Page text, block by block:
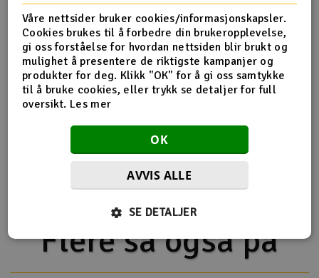
Smarthjem, lek & hobby
Solenergi
Sparkesykler & elkjøretøy
Verktøy, utstyr & tilbehør
Gavekort
HPI-HB67409 Rear Shock Tower HB D8
Flere detaljer
Produktet er
HPI Vorza Buggy Flux RTR
HPI Vorza Buggy Flux S RTR
Flere så også på
Våre nettsider bruker cookies/informasjonskapsler.
Cookies brukes til å forbedre din brukeropplevelse,
gi oss forståelse for hvordan nettsiden blir brukt og
mulighet å presentere de riktigste kampanjer og
produkter for deg. Klikk "OK" for å gi oss samtykke
til å bruke cookies, eller trykk se detaljer for full
oversikt. Les mer
OK
AVVIS ALLE
SE DETALJER